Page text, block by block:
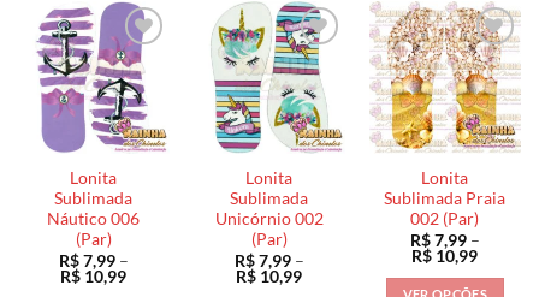
tem
várias
variantes.
As
opções
podem
ser
escolhidas
na
página
do
várias
variantes.
As
opções
podem
ser
escolhidas
na
página
do
produto
várias
variantes.
As
opções
podem
ser
escolhidas
na
página
do
produto
Lonita
Sublimada
Náutico 006
(Par)
R$7,99 –
R$ 10,99Faixa
Lonita
Sublimada
Unicórnio 002
(Par)
R$7,99 –
R$ 10,99Faixa
Lonita
Sublimada Praia
002 (Par)
R$7,99 –
R$ 10,99Faixa
preço: